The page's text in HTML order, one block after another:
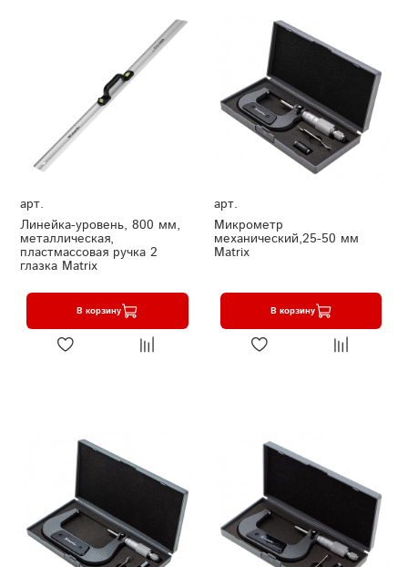
арт.
Линейка-уровень, 800 мм,
металлическая,
пластмассовая ручка 2
глазка Matrix
В корзину
арт.
Микрометр
механический,25-50 мм
Matrix
В корзину